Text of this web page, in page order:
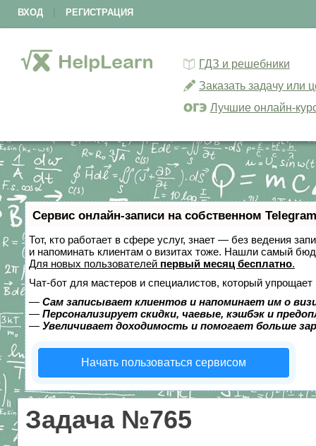
ВХОД РЕГИСТРАЦИЯ
ГДЗ и решебники
Заказать задачу или
Лучшие онлайн-
Сервис онлайн-записи на собственном
Тот, кто работает в сфере услуг, знает — без ведения
и напоминать клиентам о визитах тоже. Нашли самый
Для новых пользователей первый месяц бесплатно.
Чат-бот для мастеров и специалистов, который упрощает
— Сам записывает клиентов и напоминает им о
— Персонализирует скидки, чаевые, кэшбэк и
— Увеличивает доходимость и помогает больше
Начать пользоваться сервисом
Задача №765